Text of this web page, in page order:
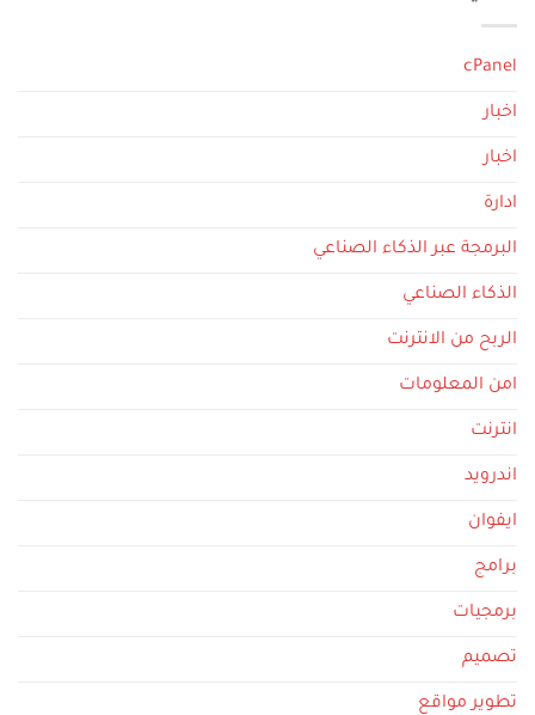
cPanel
اخبار
اخبار
ادارة
البرمجة عبر الذكاء الصناعي
الذكاء الصناعي
الربح من الانترنت
امن المعلومات
انترنت
اندرويد
ايفوان
برامج
برمجيات
تصميم
تطوير مواقع